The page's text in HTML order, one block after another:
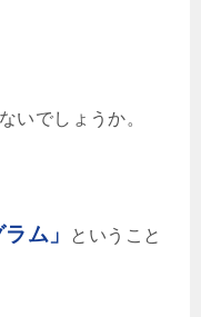
いでしょうか。
ム」
ということ